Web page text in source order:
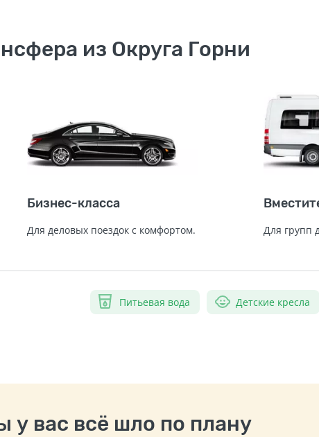
из Округа Горни
Бизнес-класса
Для деловых поездок с комфортом. Для групп
Питьевая вода Детские кресла
у вас всё шло по плану